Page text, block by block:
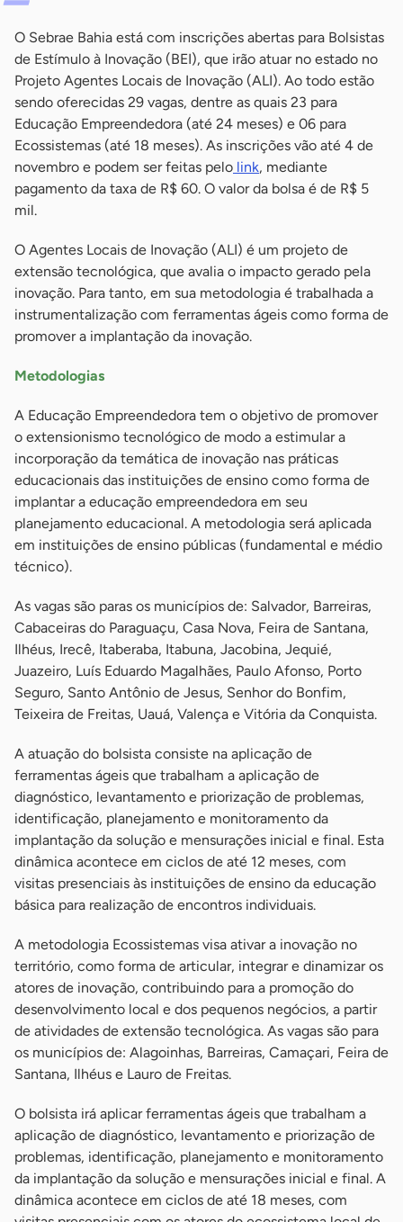
O Sebrae Bahia está com inscrições abertas para Bolsistas
de Estímulo à Inovação (BEI), que irão atuar no estado no
Projeto Agentes Locais de Inovação (ALI). Ao todo estão
sendo oferecidas 29 vagas, dentre as quais 23 para
Educação Empreendedora (até 24 meses) e 06 para
Ecossistemas (até 18 meses). As inscrições vão até 4 de
novembro e podem ser feitas pelo link, mediante
pagamento da taxa de R$ 60. O valor da bolsa é de R$ 5
mil.
O Agentes Locais de Inovação (ALI) é um projeto de
extensão tecnológica, que avalia o impacto gerado pela
inovação. Para tanto, em sua metodologia é trabalhada a
instrumentalização com ferramentas ágeis como forma de
promover a implantação da inovação.
Metodologias
A Educação Empreendedora tem o objetivo de promover
o extensionismo tecnológico de modo a estimular a
incorporação da temática de inovação nas práticas
educacionais das instituições de ensino como forma de
implantar a educação empreendedora em seu
planejamento educacional. A metodologia será aplicada
em instituições de ensino públicas (fundamental e médio
técnico).
As vagas são paras os municípios de: Salvador, Barreiras,
Cabaceiras do Paraguaçu, Casa Nova, Feira de Santana,
Ilhéus, Irecê, Itaberaba, Itabuna, Jacobina, Jequié,
Juazeiro, Luís Eduardo Magalhães, Paulo Afonso, Porto
Seguro, Santo Antônio de Jesus, Senhor do Bonfim,
Teixeira de Freitas, Uauá, Valença e Vitória da Conquista.
A atuação do bolsista consiste na aplicação de
ferramentas ágeis que trabalham a aplicação de
diagnóstico, levantamento e priorização de problemas,
identificação, planejamento e monitoramento da
implantação da solução e mensurações inicial e final. Esta
dinâmica acontece em ciclos de até 12 meses, com
visitas presenciais às instituições de ensino da educação
básica para realização de encontros individuais.
A metodologia Ecossistemas visa ativar a inovação no
território, como forma de articular, integrar e dinamizar os
atores de inovação, contribuindo para a promoção do
desenvolvimento local e dos pequenos negócios, a partir
de atividades de extensão tecnológica. As vagas são para
os municípios de: Alagoinhas, Barreiras, Camaçari, Feira de
Santana, Ilhéus e Lauro de Freitas.
O bolsista irá aplicar ferramentas ágeis que trabalham a
aplicação de diagnóstico, levantamento e priorização de
problemas, identificação, planejamento e monitoramento
da implantação da solução e mensurações inicial e final. A
dinâmica acontece em ciclos de até 18 meses, com